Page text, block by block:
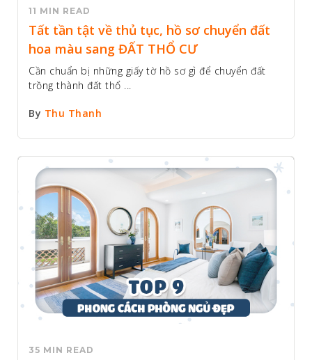
11 MIN READ
Tất tần tật về thủ tục, hồ sơ chuyển đất
hoa màu sang ĐẤT THỔ CƯ
Cần chuẩn bị những giấy tờ hồ sơ gì để chuyển đất
trồng thành đất thổ ...
By Thu Thanh
35 MIN READ